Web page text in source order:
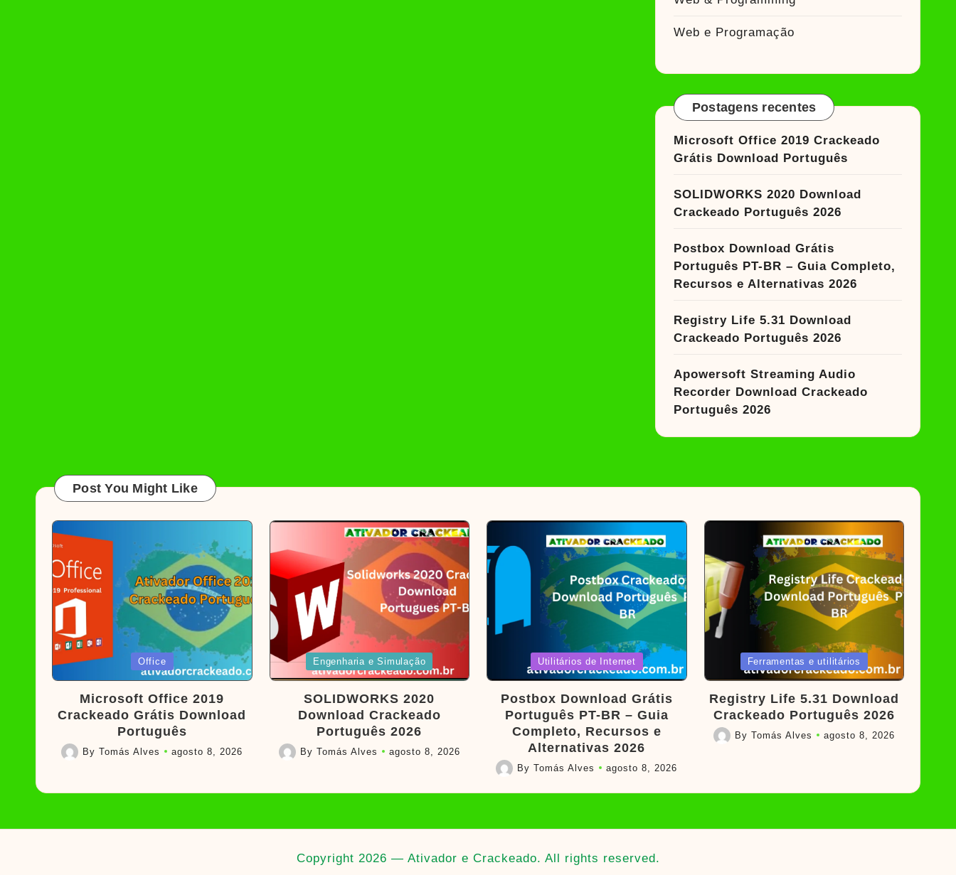
Web e Programação
Postagens recentes
Microsoft Office 2019 Crackeado
Grátis Download Português
SOLIDWORKS 2020 Download
Crackeado Português 2026
Postbox Download Grátis
Português PT-BR – Guia Completo,
Recursos e Alternativas 2026
Registry Life 5.31 Download
Crackeado Português 2026
Apowersoft Streaming Audio
Recorder Download Crackeado
Português 2026
Post You Might Like
Posted
in
Office
Microsoft Office 2019
Crackeado Grátis Download
Português
Posted
ByTomás Alves agosto 8, 2026
Posted
in
Engenharia e Simulação
SOLIDWORKS 2020
Download Crackeado
Português 2026
Posted
By Tomás Alves agosto 8, 2026
in
Utilitários de Internet
Postbox Download Grátis
Português PT-BR – Guia
Completo, Recursos e
Alternativas 2026
Posted
by
ByTomás Alves agosto 8, 2026
Posted
in
Ferramentas e utilitários
Registry Life 5.31 Download
Crackeado Português 2026
Posted
By Tomás Alves agosto 8, 2026
Copyright 2026 — Ativador e Crackeado. All rights reserved.